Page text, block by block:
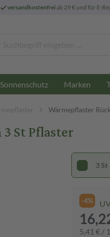
versandkostenfreiab 29 € und für E-
Sonnenschutz Marken
Wärmepflaster
St Pflaster
3 St
-4%
5,41 € /